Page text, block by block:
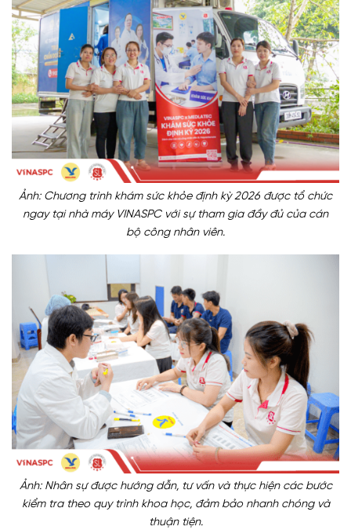
Ảnh: Chương trình khám sức khỏe định kỳ 2026 được tổ chức
ngay tại nhà máy VINASPC với sự tham gia đầy đủ của cán
bộ công nhân viên.
Ảnh: Nhân sự được hướng dẫn, tư vấn và thực hiện các bước
kiểm tra theo quy trình khoa học, đảm bảo nhanh chóng và
thuận tiện.